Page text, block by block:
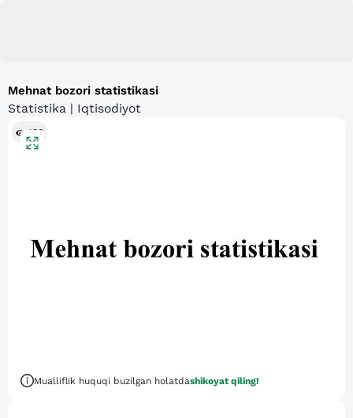
Mehnat bozori statistikasi
Statistika | Iqtisodiyot
106
Mualliflik huquqi buzilgan holatdashikoyat qiling!